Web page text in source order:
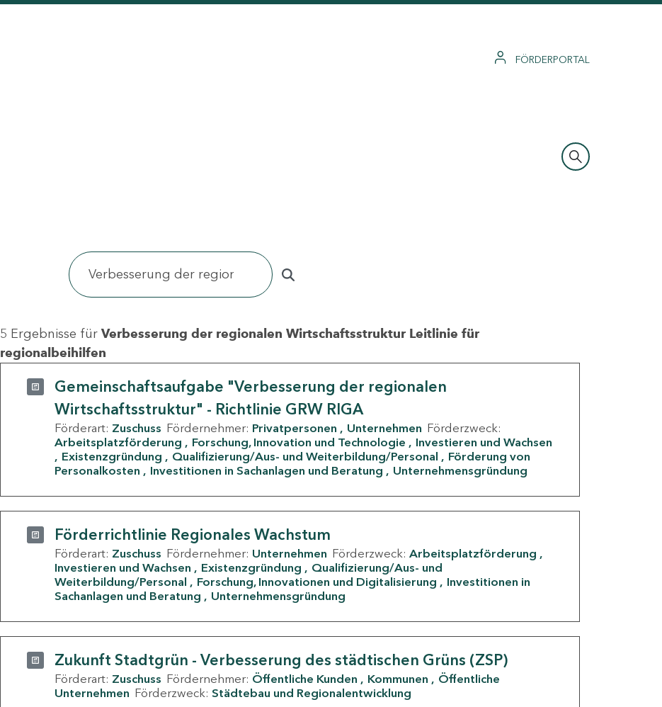
FÖRDERPORTAL
5 Ergebnisse für Verbesserung der regionalen Wirtschaftsstruktur Leitlinie für
regionalbeihilfen
Gemeinschaftsaufgabe "Verbesserung der regionalen
Wirtschaftsstruktur" - Richtlinie GRW RIGA
Förderart: Zuschuss Fördernehmer: Privatpersonen Unternehmen Förderzweck:
Arbeitsplatzförderung
Forschung, Innovation und Technologie
Investieren und Wachsen
Existenzgründung
Qualifizierung/Aus- und Weiterbildung/Personal
Förderung von
Personalkosten
Investitionen in Sachanlagen und Beratung Unternehmensgründung
Förderrichtlinie Regionales Wachstum
Förderart: Zuschuss Fördernehmer: Unternehmen Förderzweck: Arbeitsplatzförderung
Investieren und Wachsen
Existenzgründung
Qualifizierung/Aus- und
Weiterbildung/Personal
Forschung, Innovationen und Digitalisierung
Investitionen in
Sachanlagen und Beratung
Unternehmensgründung
Zukunft Stadtgrün - Verbesserung des städtischen Grüns (ZSP)
Förderart: Zuschuss Fördernehmer: Öffentliche Kunden Kommunen
Öffentliche
Unternehmen Förderzweck: Städtebau und Regionalentwicklung